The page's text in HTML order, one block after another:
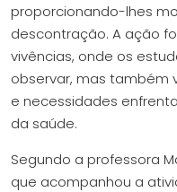
proporcionando-lhes
descontração. A ação
vivências, onde os
observar, mas também
e necessidades
da saúde.
Segundo a professora
que acompanhou a